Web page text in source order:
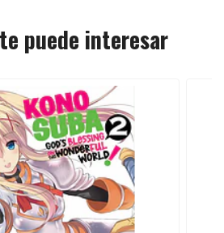
puede interesar